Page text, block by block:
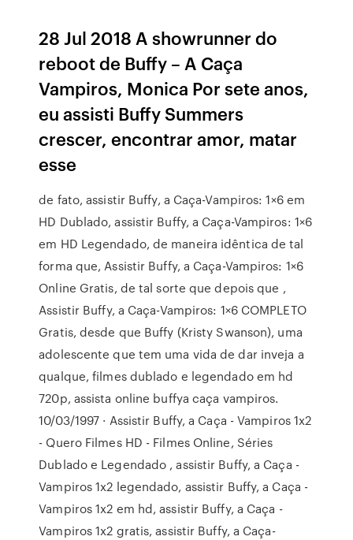
28 Jul 2018 A showrunner do
reboot de Buffy – A Caça
Vampiros, Monica Por sete anos,
eu assisti Buffy Summers
crescer, encontrar amor, matar
esse
de fato, assistir Buffy, a Caça-Vampiros: 1×6 em
HD Dublado, assistir Buffy, a Caça-Vampiros: 1×6
em HD Legendado, de maneira idêntica de tal
forma que, Assistir Buffy, a Caça-Vampiros: 1×6
Online Gratis, de tal sorte que depois que ,
Assistir Buffy, a Caça-Vampiros: 1×6 COMPLETO
Gratis, desde que Buffy (Kristy Swanson), uma
adolescente que tem uma vida de dar inveja a
qualque, filmes dublado e legendado em hd
720p, assista online buffya caça vampiros.
10/03/1997 · Assistir Buffy, a Caça - Vampiros 1x2
- Quero Filmes HD - Filmes Online, Séries
Dublado e Legendado , assistir Buffy, a Caça -
Vampiros 1x2 legendado, assistir Buffy, a Caça -
Vampiros 1x2 em hd, assistir Buffy, a Caça -
Vampiros 1x2 gratis, assistir Buffy, a Caça-